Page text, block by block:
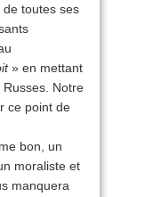
de toutes ses
» en mettant
Notre
ce point de
bon, un
moraliste et
manquera